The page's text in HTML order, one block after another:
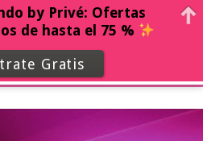
by Privé: Ofertas
de hasta el 75 %
Gratis